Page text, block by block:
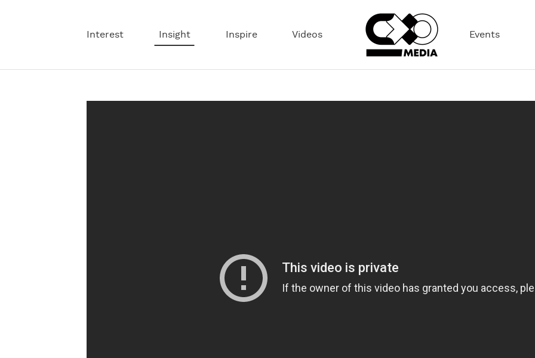
Interest Insight Inspire Videos Events